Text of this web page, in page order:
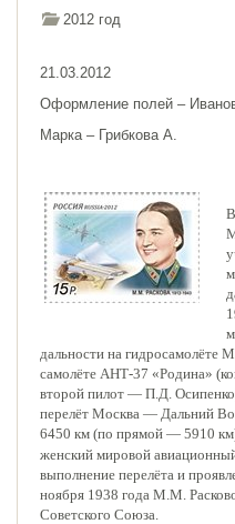
2012 год
21.03.2012
Оформление полей –
Марка – Грибкова А.
дальности на гидросамолёте
самолёте АНТ-37 «Родина»
второй пилот ― П.Д.
перелёт Москва ― Дальний
6450 км (по прямой ― 5910 км
женский мировой
выполнение перелёта и
ноября 1938 года М.М.
Советского Союза.